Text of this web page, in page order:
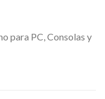
para PC, Consolas y